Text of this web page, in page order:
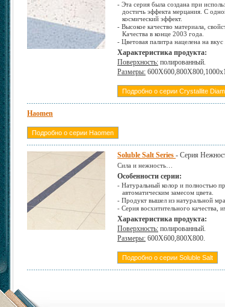
- Эта серия была создана при
достичь эффекта мерцания. С
космический эффект.
- Высокое качество материала,
Качества в конце 2003 года.
- Цветовая палитра нацелена на
Характеристика продукта:
Поверхность: полированный.
Размеры:
Подробно о серии Crystallite
Haomen
Подробно о серии Haomen
Soluble Salt Series - Серия
Сила и нежность…
Особенности серии:
- Натуральный колор и полностью
автоматическим замесом цвета.
- Продукт вышел из натуральной
- Серия восхитительного качества,
Характеристика продукта:
Поверхность: полированный.
Размеры: 600Х600,800Х800.
Подробно о серии Soluble Salt